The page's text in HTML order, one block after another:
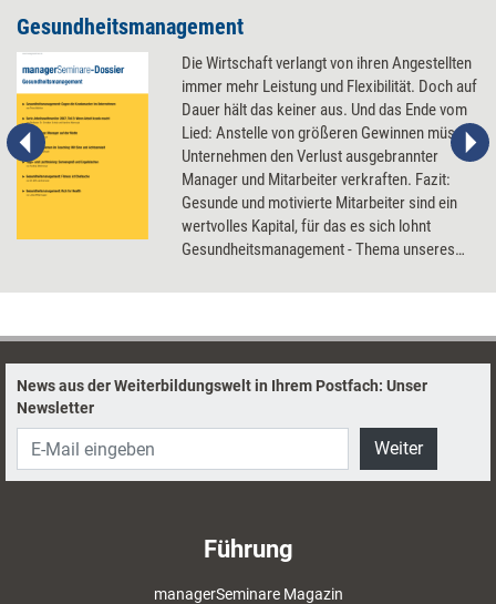
Gesundheitsmanagement
Die Wirtschaft verlangt von ihren Angestellten
immer mehr Leistung und Flexibilität. Doch auf
Dauer hält das keiner aus. Und das Ende vom
Lied: Anstelle von größeren Gewinnen müssen
Unternehmen den Verlust ausgebrannter
Manager und Mitarbeiter verkraften. Fazit:
Gesunde und motivierte Mitarbeiter sind ein
wertvolles Kapital, für das es sich lohnt
Gesundheitsmanagement - Thema unseres
News aus der Weiterbildungswelt in Ihrem Postfach: Unser
Newsletter
Weiter
Führung
managerSeminare Magazin